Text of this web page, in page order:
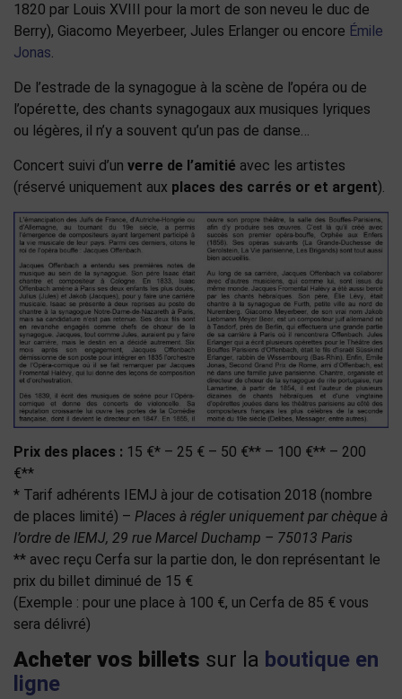
1820 par Louis XVIII pour la mort de son neveu le duc de
Berry), Giacomo Meyerbeer, Jules Erlanger ou encore Émile
Jonas.
De l’estrade de la synagogue à la scène de l’opéra ou de
l’opérette, des chants synagogaux aux musiques lyriques
ou légères, il n’y a souvent qu’un pas de danse…
Concert suivi d’un verre de l’amitié avec les artistes
(réservé uniquement aux places des carrés or et argent).
Prix des places : 15 €* – 25 € – 50 €** – 100 €** – 200
€**
* Tarif adhérents IEMJ à jour de cotisation 2018 (nombre
de places limité) – Places à régler uniquement par chèque à
l’ordre de IEMJ, 29 rue Marcel Duchamp – 75013 Paris
** avec reçu Cerfa sur la partie don, le don représentant le
prix du billet diminué de 15 €
(Exemple : pour une place à 100 €, un Cerfa de 85 € vous
sera délivré)
Acheter vos billets sur la boutique en
ligne